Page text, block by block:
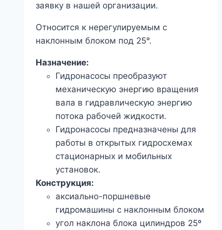
заявку в нашей организации.
Относится к нерегулируемым с
наклонным блоком под 25°.
Назначение:
Гидронасосы преобразуют
механическую энергию вращения
вала в гидравлическую энергию
потока рабочей жидкости.
Гидронасосы предназначены для
работы в открытых гидросхемах
стационарных и мобильных
установок.
Конструкция:
аксиально-поршневые
гидромашины с наклонным блоком
угол наклона блока цилиндров 25º